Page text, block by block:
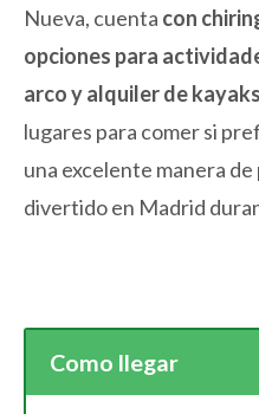
Nueva, cuenta con
opciones para
arco y alquiler de
lugares para comer si
una excelente manera
divertido en Madrid
Como llegar